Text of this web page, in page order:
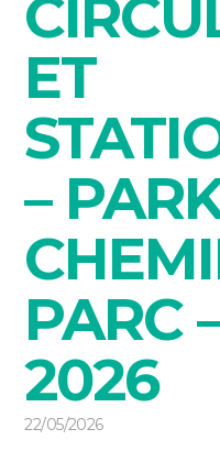
ET
–
PARC
2026
22/05/2026